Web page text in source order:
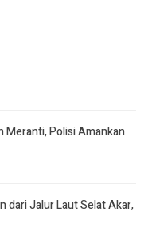
Meranti, Polisi Amankan
dari Jalur Laut Selat Akar,